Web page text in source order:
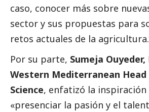
caso, conocer más sobre
sector y sus propuestas para
retos actuales de la
Por su parte, Sumeja
Western Mediterranean Head
Science, enfatizó la inspiración
«presenciar la pasión y el